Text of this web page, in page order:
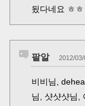
됬다네요 ㅎㅎ
팥알 2012/
비비님,
님, 샷샷샷님,